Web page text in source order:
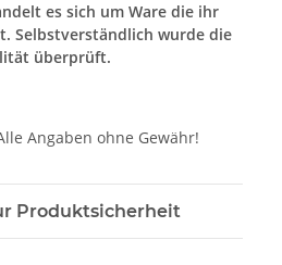
es sich um Ware die ihr
Selbstverständlich wurde die
überprüft.
Angaben ohne Gewähr!
Produktsicherheit